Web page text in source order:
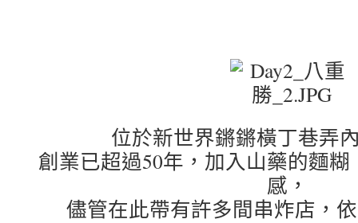
位於新世界鏘鏘橫丁巷弄
創業已超過50年，加入山藥的麵
感，
儘管在此帶有許多間串炸店，